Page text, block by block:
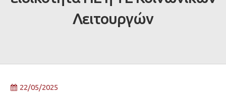
Λειτουργών
22/05/2025